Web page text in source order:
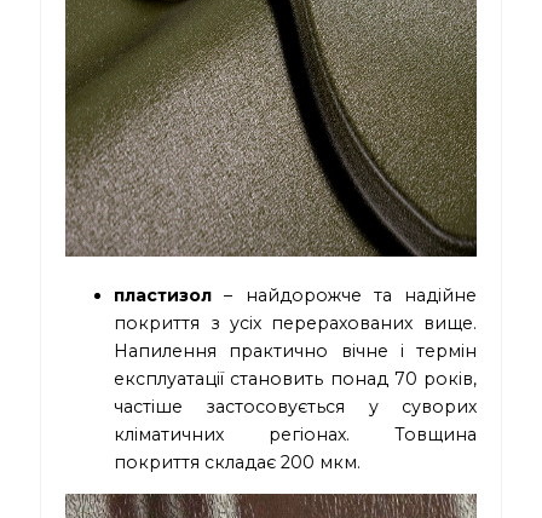
пластизол – найдорожче та надійне
покриття з усіх перерахованих вище.
Напилення практично вічне і термін
експлуатації становить понад 70 років,
частіше застосовується у суворих
кліматичних регіонах. Товщина
покриття складає 200 мкм.